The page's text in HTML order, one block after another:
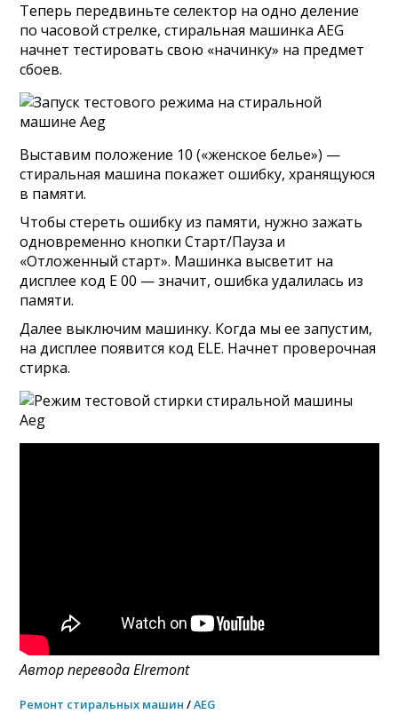
Теперь передвиньте селектор на одно деление
по часовой стрелке, стиральная машинка AEG
начнет тестировать свою «начинку» на предмет
сбоев.
Выставим положение 10 («женское белье») —
стиральная машина покажет ошибку, хранящуюся
в памяти.
Чтобы стереть ошибку из памяти, нужно зажать
одновременно кнопки Старт/Пауза и
«Отложенный старт». Машинка высветит на
дисплее код E 00 — значит, ошибка удалилась из
памяти.
Далее выключим машинку. Когда мы ее запустим,
на дисплее появится код ELE. Начнет проверочная
стирка.
Автор перевода Elremont
Ремонт стиральных машин /AEG